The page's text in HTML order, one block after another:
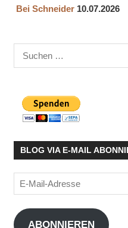
Bei Schneider 10.07.2026
Suchen
nach:
BLOG VIA E-MAIL
E-
Mail-
Adresse
ABONNIEREN